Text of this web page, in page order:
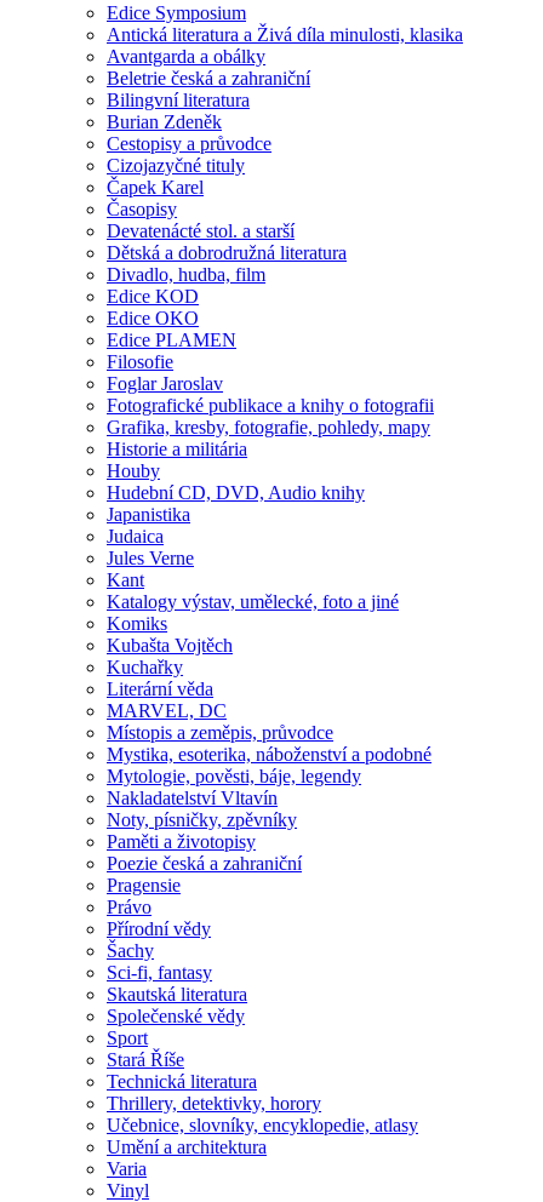
Edice Symposium
Antická literatura a Živá díla minulosti, klasika
Avantgarda a obálky
Beletrie česká a zahraniční
Bilingvní literatura
Burian Zdeněk
Cestopisy a průvodce
Cizojazyčné tituly
Čapek Karel
Časopisy
Devatenácté stol. a starší
Dětská a dobrodružná literatura
Divadlo, hudba, film
Edice KOD
Edice OKO
Edice PLAMEN
Filosofie
Foglar Jaroslav
Fotografické publikace a knihy o fotografii
Grafika, kresby, fotografie, pohledy, mapy
Historie a militária
Houby
Hudební CD, DVD, Audio knihy
Japanistika
Judaica
Jules Verne
Kant
Katalogy výstav, umělecké, foto a jiné
Komiks
Kubašta Vojtěch
Kuchařky
Literární věda
MARVEL, DC
Místopis a zeměpis, průvodce
Mystika, esoterika, náboženství a podobné
Mytologie, pověsti, báje, legendy
Nakladatelství Vltavín
Noty, písničky, zpěvníky
Paměti a životopisy
Poezie česká a zahraniční
Pragensie
Právo
Přírodní vědy
Šachy
Sci-fi, fantasy
Skautská literatura
Společenské vědy
Sport
Stará Říše
Technická literatura
Thrillery, detektivky, horory
Učebnice, slovníky, encyklopedie, atlasy
Umění a architektura
Varia
Vinyl